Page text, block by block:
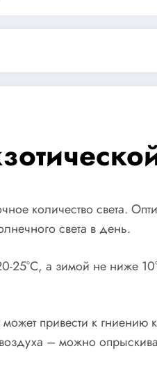
количество света.
света в день.
25°C, а зимой не ниже
привести к гниению
– можно